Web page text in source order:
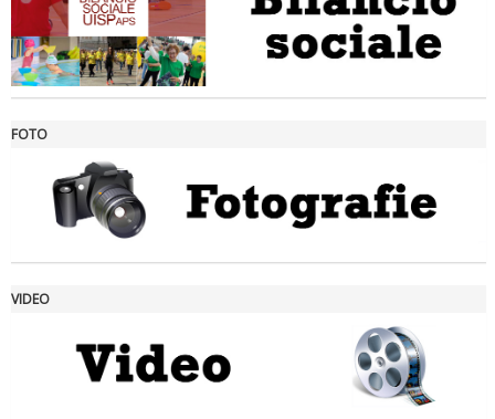
Ddl Lobby, Uisp: “Il Parlamento valorizzi le nostre specificità"
FOTO
VIDEO